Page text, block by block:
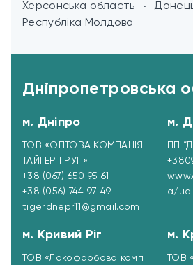
Херсонська область
Республіка Молдова
Дніпропетровська
м. Дніпро
ТОВ «ОПТОВА КОМПАНІЯ
ТАЙГЕР ГРУП»
+38 (067) 650 95 61
+38 (056) 744 97 49
tiger.dnepr11@gmail.com
м.
ПП
a/ua
м. Кривий Ріг
ТОВ «Лакофарбова комп
м.
ТОВ